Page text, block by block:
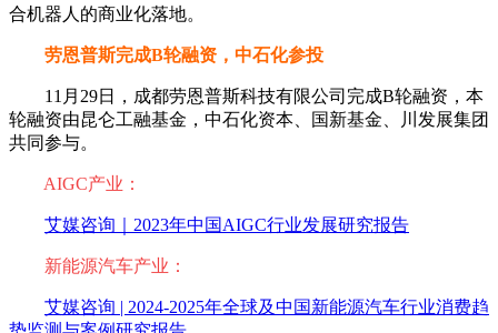
合机器人的商业化落地。
劳恩普斯完成B轮融资，中石化参投
11月29日，成都劳恩普斯科技有限公司完成B轮融资，本
轮融资由昆仑工融基金，中石化资本、国新基金、川发展集团
共同参与。
AIGC产业：
艾媒咨询｜2023年中国AIGC行业发展研究报告
新能源汽车产业：
艾媒咨询 | 2024-2025年全球及中国新能源汽车行业消费趋